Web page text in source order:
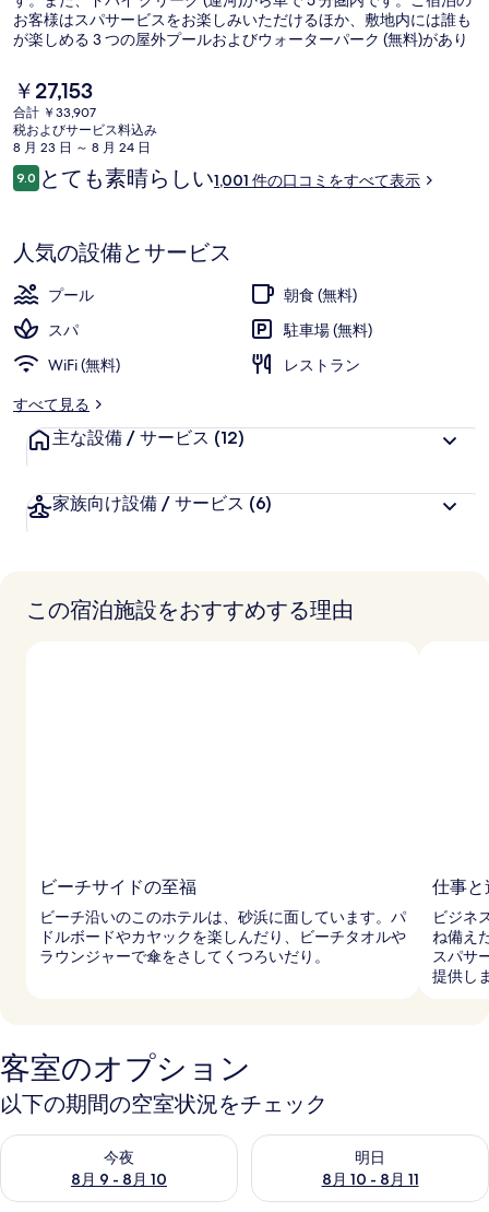
チ
リ
ゾ
ー
ト
ー
ル
イ
ン
ク
お客様はスパサービスをお楽しみいただけるほか、敷地内には誰も
が楽しめる 3 つの屋外プールおよびウォーターパーク (無料)があり
バーでは冷たいお飲み物をお楽しみいただけます。そのほかの人気
設備として2 か所のスイムアップバー、フィットネスセンター、お
よびホットタブがあります。プールや親切なスタッフが旅行者の高
い評価を得ています。
現
在
の
料
金
は
す
￥27,153
合計 ￥33,907
税およびサービス料込み
8 月 23 日 ～ 8 月 24 日
口
コ
9.010段階中9.0
とても素晴らしい1,001 件の口コミをすべて表示
人気の設備とサービス
プール
朝食 (無料)
スパ
駐車場 (無料)
WiFi (無料)
レストラン
すべて見る
主な設備 / サービス (12)
家族向け設備 / サービス (6)
この宿泊施設をおすすめする理由
ビーチサイドの至福
ビーチ沿いのこのホテルは、砂浜に面しています。パ
ドルボードやカヤックを楽しんだり、ビーチタオルや
ラウンジャーで傘をさしてくつろいだり。
仕事と
ビジネ
ね備え
スパサ
提供し
客室のオプション
以下の期間の空室状況をチェック
今夜
8月 9 - 8月 10
今夜 8月 9 - 8月 10 の空室状況をチェック
明日
8月 10 - 8月 11
明日 8月 10 - 8月 11 の空室状